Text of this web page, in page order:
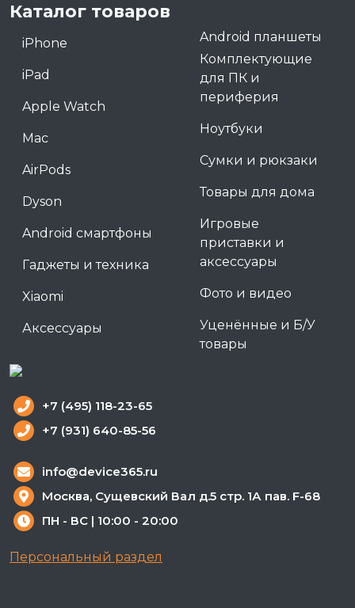
Каталог товаров
iPhone
iPad
Apple Watch
Mac
AirPods
Dyson
Android смартфоны
Гаджеты и техника
Xiaomi
Аксессуары
Android планшеты
Комплектующие
для ПК и
периферия
Ноутбуки
Сумки и рюкзаки
Товары для дома
Игровые
приставки и
аксессуары
Фото и видео
Уценённые и Б/У
товары
+7 (495) 118-23-65
+7 (931) 640-85-56
info@device365.ru
Москва, Сущевский Вал д.5 стр. 1А пав. F-68
ПН - ВС | 10:00 - 20:00
Персональный раздел